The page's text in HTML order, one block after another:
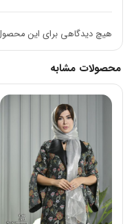
قد آستین از یقه 63 / دور سینه سایز یک 116 سایز دو 128
قد کار:
قد سایز یک 80 / سایز دو 84
هیچ دیدگاهی برای این
محصولات مشابه